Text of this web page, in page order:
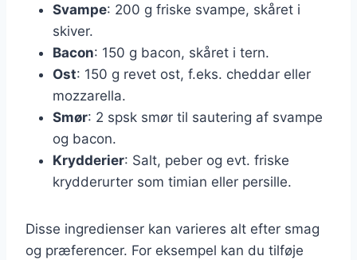
Svampe: 200 g friske svampe, skåret i
skiver.
Bacon: 150 g bacon, skåret i tern.
Ost: 150 g revet ost, f.eks. cheddar eller
mozzarella.
Smør: 2 spsk smør til sautering af svampe
og bacon.
Krydderier: Salt, peber og evt. friske
krydderurter som timian eller persille.
Disse ingredienser kan varieres alt efter smag
og præferencer. For eksempel kan du tilføje